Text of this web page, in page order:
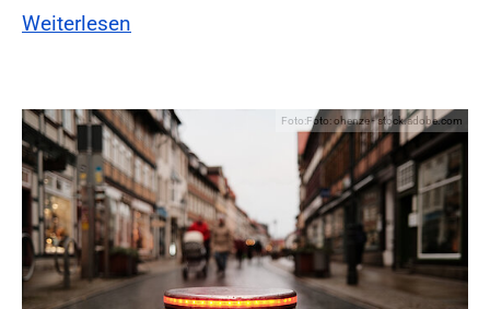
Weiterlesen
Foto:Foto: ohenze - stock.adobe.com